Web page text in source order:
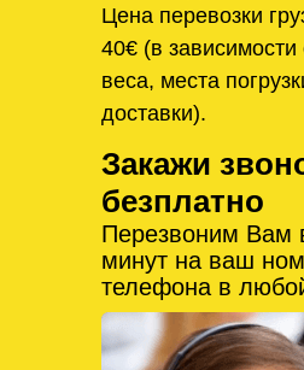
Цена перевозки
40€ (в зависимости
веса, места
доставки).
Закажи
безплатно
Перезвоним Вам
минут на ваш
телефона в